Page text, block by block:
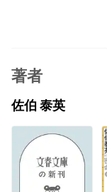
著者
佐伯 泰英